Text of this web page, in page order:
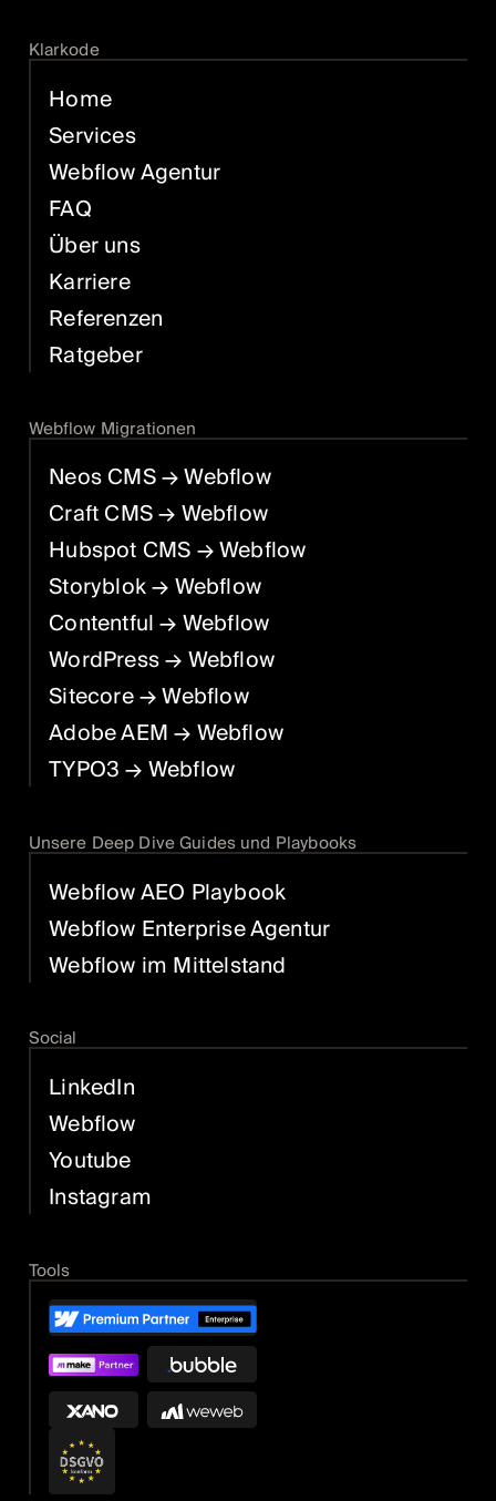
Klarkode
Home
Services
Webflow Agentur
FAQ
Über uns
Karriere
Referenzen
Ratgeber
Webflow Migrationen
Neos CMS→ Webflow
Craft CMS→ Webflow
Hubspot CMS→ Webflow
Storyblok→ Webflow
Contentful→ Webflow
WordPress→ Webflow
Sitecore→ Webflow
Adobe AEM→ Webflow
TYPO3→ Webflow
Unsere Deep Dive Guides und Playbooks
Webflow AEO Playbook
Webflow Enterprise Agentur
Webflow im Mittelstand
Social
LinkedIn
Webflow
Youtube
Instagram
Tools